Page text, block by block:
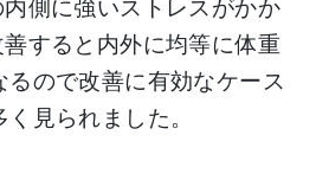
側に強いストレスがかか
すると内外に均等に体重
るので改善に有効なケース
見られました。